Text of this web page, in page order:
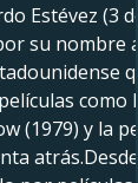
Estévez (3
su nombre
como
(1979) y la
atrás.Desde